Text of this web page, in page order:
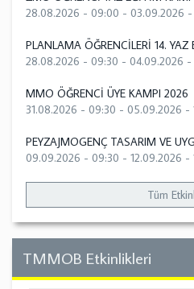
28.08.2026 - 09:00 - 03.09.2026 -
PLANLAMA ÖĞRENCİLERİ 14.
28.08.2026 - 09:30 - 04.09.2026 -
MMO ÖĞRENCİ ÜYE KAMPI 2026
31.08.2026 - 09:30 - 05.09.2026 -
PEYZAJMOGENÇ TASARIM VE
09.09.2026 - 09:30 - 12.09.2026 -
Tüm
TMMOB Etkinlikleri